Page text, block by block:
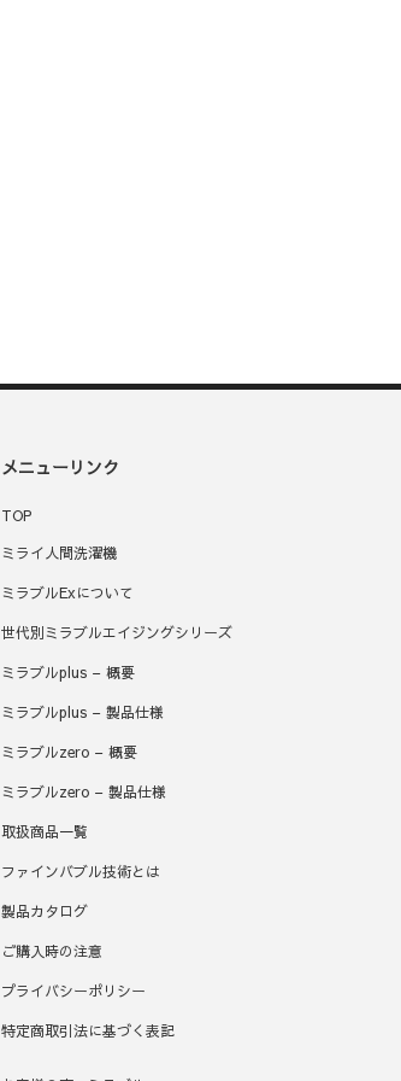
メニューリンク
TOP
ミライ人間洗濯機
ミラブルExについて
世代別ミラブルエイジングシリーズ
ミラブルplus – 概要
ミラブルplus – 製品仕様
ミラブルzero – 概要
ミラブルzero – 製品仕様
取扱商品一覧
ファインバブル技術とは
製品カタログ
ご購入時の注意
プライバシーポリシー
特定商取引法に基づく表記